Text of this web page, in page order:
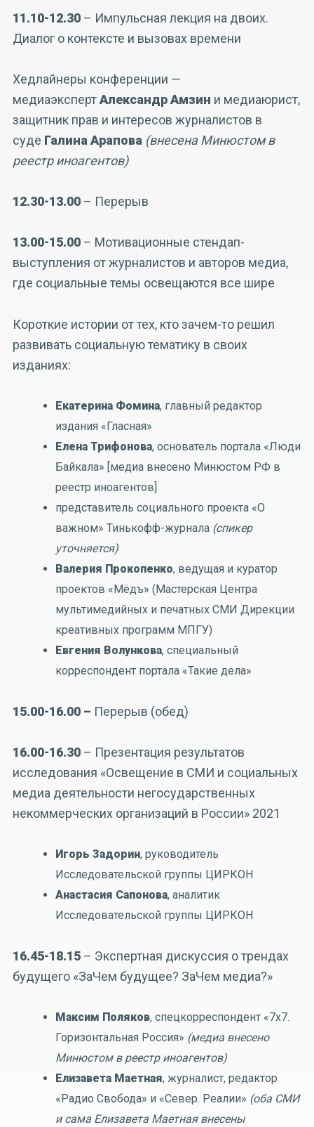
11.10-12.30 – Импульсная лекция на двоих.
Диалог о контексте и вызовах времени
Хедлайнеры конференции —
медиаэкспертАлександр Амзин и медиаюрист,
защитник прав и интересов журналистов в
суде Галина Арапова (внесена Минюстом в
реестр иноагентов)
12.30-13.00 – Перерыв
13.00-15.00 – Мотивационные стендап-
выступления от журналистов и авторов медиа,
где социальные темы освещаются все шире
Короткие истории от тех, кто зачем-то решил
развивать социальную тематику в своих
изданиях:
Екатерина Фомина, главный редактор
издания «Гласная»
Елена Трифонова, основатель портала «Люди
Байкала» [медиа внесено Минюстом РФ в
реестр иноагентов]
представитель социального проекта «О
важном» Тинькофф-журнала (спикер
уточняется)
Валерия Прокопенко, ведущая и куратор
проектов «Мёдъ» (Мастерская Центра
мультимедийных и печатных СМИ Дирекции
креативных программ МПГУ)
Евгения Волункова, специальный
корреспондент портала «Такие дела»
15.00-16.00 – Перерыв (обед)
16.00-16.30 – Презентация результатов
исследования «Освещение в СМИ и социальных
медиа деятельности негосударственных
некоммерческих организаций в России» 2021
Игорь Задорин, руководитель
Исследовательской группы ЦИРКОН
Анастасия Сапонова, аналитик
Исследовательской группы ЦИРКОН
16.45-18.15 – Экспертная дискуссия о трендах
будущего «ЗаЧем будущее? ЗаЧем медиа?»
Максим Поляков, спецкорреспондент «7х7.
Горизонтальная Россия» (медиа внесено
Минюстом в реестр иноагентов)
Елизавета Маетная, журналист, редактор
«Радио Свобода» и «Север. Реалии» (оба СМИ
и сама Елизавета Маетная внесены